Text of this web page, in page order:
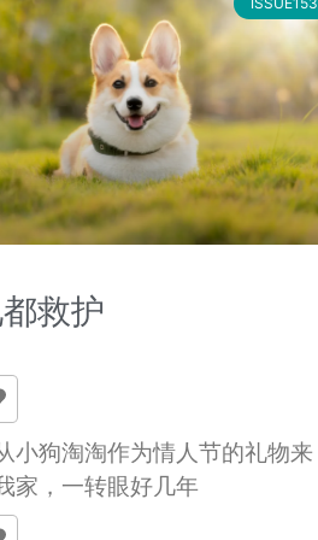
救护
小狗淘淘作为情人节的礼物来
家，一转眼好几年